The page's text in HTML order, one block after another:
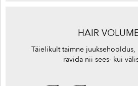
HAIR
Täielikult taimne juuksehooldus,
ravida nii sees- kui